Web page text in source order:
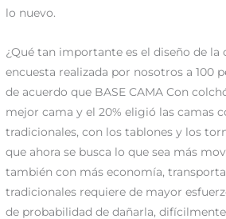
lo nuevo.
¿Qué tan importante es el diseño de la
encuesta realizada por nosotros a 100
de acuerdo que BASE CAMA Con
mejor cama y el 20% eligió las camas
tradicionales, con los tablones y los
que ahora se busca lo que sea más
también con más economía,
tradicionales requiere de mayor
de probabilidad de dañarla,